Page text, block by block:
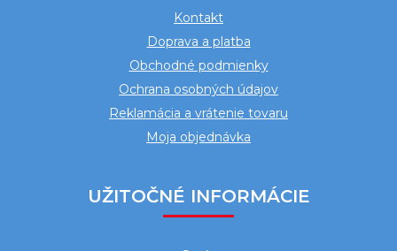
Kontakt
Doprava a platba
Obchodné podmienky
Ochrana osobných údajov
Reklamácia a vrátenie tovaru
Moja objednávka
UŽITOČNÉ INFORMÁCIE